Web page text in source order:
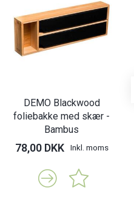
DEMO Blackwood
foliebakke med skær -
Bambus
78,00 DKK Inkl. moms